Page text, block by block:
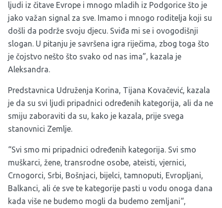
ljudi iz čitave Evrope i mnogo mladih iz Podgorice što je
jako važan signal za sve. Imamo i mnogo roditelja koji su
došli da podrže svoju djecu. Sviđa mi se i ovogodišnji
slogan. U pitanju je savršena igra riječima, zbog toga što
je čojstvo nešto što svako od nas ima”, kazala je
Aleksandra.
Predstavnica Udruženja Korina, Tijana Kovačević, kazala
je da su svi ljudi pripadnici određenih kategorija, ali da ne
smiju zaboraviti da su, kako je kazala, prije svega
stanovnici Zemlje.
“Svi smo mi pripadnici određenih kategorija. Svi smo
muškarci, žene, transrodne osobe, ateisti, vjernici,
Crnogorci, Srbi, Bošnjaci, bijelci, tamnoputi, Evropljani,
Balkanci, ali će sve te kategorije pasti u vodu onoga dana
kada više ne budemo mogli da budemo zemljani“,